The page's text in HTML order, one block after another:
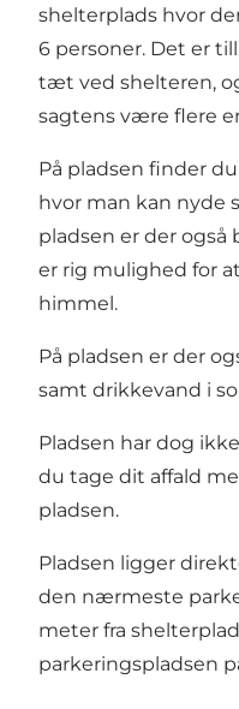
shelterplads hvor
6 personer. Det er
tæt ved shelteren,
sagtens være flere
På pladsen finder
hvor man kan nyde
pladsen er der også
er rig mulighed for
himmel.
På pladsen er der
samt drikkevand i
Pladsen har dog
du tage dit affald
pladsen.
Pladsen ligger
den nærmeste
meter fra
parkeringspladsen